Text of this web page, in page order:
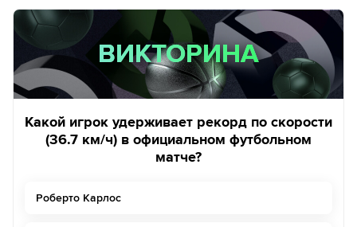
ВИКТОРИНА
ВИКТОРИНА
Какой игрок удерживает рекорд по скорости
(36.7 км/ч) в официальном футбольном
матче?
Роберто Карлос